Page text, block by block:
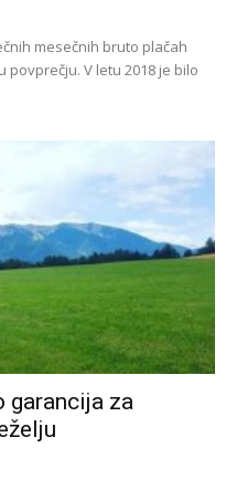
mesečnih bruto plačah
V letu 2018 je bilo
garancija za